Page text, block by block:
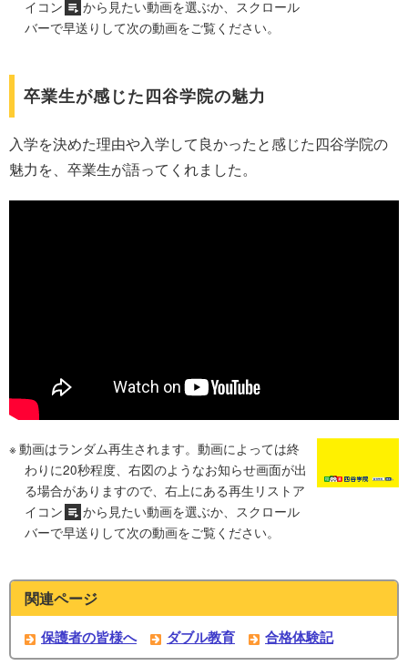
イコン
から見たい動画を選ぶか、スクロール
バーで早送りして次の動画をご覧ください。
卒業生が感じた四谷学院の魅力
入学を決めた理由や入学して良かったと感じた四谷学院の
魅力を、卒業生が語ってくれました。
動画はランダム再生されます。動画によっては終
わりに20秒程度、右図のようなお知らせ画面が出
る場合がありますので、右上にある再生リストア
イコン
から見たい動画を選ぶか、スクロール
バーで早送りして次の動画をご覧ください。
関連ページ
保護者の皆様へ ダブル教育 合格体験記